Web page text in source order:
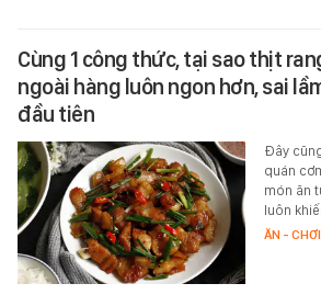
Cùng 1 công thức, tại sao thịt
ngoài hàng luôn ngon hơn, sai
đầu tiên
Đây
quán
món ăn
luôn
ĂN -